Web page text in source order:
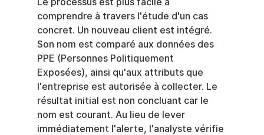
comprendre à travers l'étude d'un cas
concret. Un nouveau client est intégré.
Son nom est comparé aux données des
PPE (Personnes Politiquement
Exposées), ainsi qu'aux attributs que
l'entreprise est autorisée à collecter. Le
résultat initial est non concluant car le
nom est courant. Au lieu de lever
immédiatement l'alerte, l'analyste vérifie